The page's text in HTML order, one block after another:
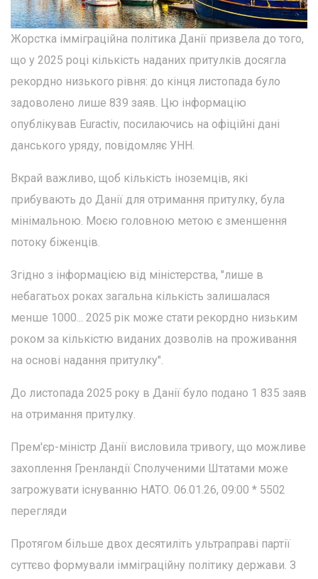
Жорстка імміграційна політика Данії призвела до того,
що у 2025 році кількість наданих притулків досягла
рекордно низького рівня: до кінця листопада було
задоволено лише 839 заяв. Цю інформацію
опублікував Euractiv, посилаючись на офіційні дані
данського уряду, повідомляє УНН.
Вкрай важливо, щоб кількість іноземців, які
прибувають до Данії для отримання притулку, була
мінімальною. Моєю головною метою є зменшення
потоку біженців.
Згідно з інформацією від міністерства, "лише в
небагатьох роках загальна кількість залишалася
менше 1000... 2025 рік може стати рекордно низьким
роком за кількістю виданих дозволів на проживання
на основі надання притулку".
До листопада 2025 року в Данії було подано 1 835 заяв
на отримання притулку.
Прем'єр-міністр Данії висловила тривогу, що можливе
захоплення Гренландії Сполученими Штатами може
загрожувати існуванню НАТО. 06.01.26, 09:00 * 5502
перегляди
Протягом більше двох десятиліть ультраправі партії
суттєво формували імміграційну політику держави. З